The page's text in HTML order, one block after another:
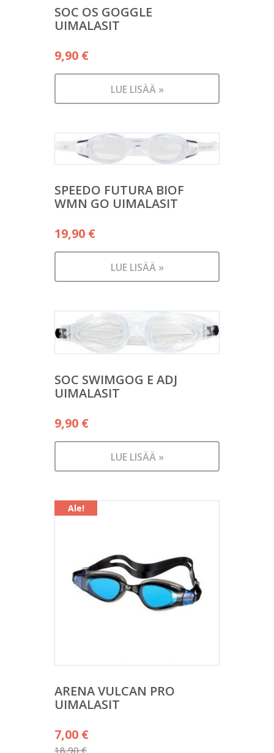
SOC OS GOGGLE
UIMALASIT
9,90 €
LUE LISÄÄ »
SPEEDO FUTURA BIOF
WMN GO UIMALASIT
19,90 €
LUE LISÄÄ »
SOC SWIMGOG E ADJ
UIMALASIT
9,90 €
LUE LISÄÄ »
Ale!
ARENA VULCAN PRO
UIMALASIT
18,90€
Alkuperäinen
7,00 €